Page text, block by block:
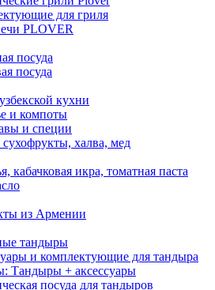
для гриля
PLOVER
посуда
посуда
кухни
и компоты
и специи
халва, мед
кабачковая икра, томатная паста
из Армении
тандыры
и комплектующие для тандыра
Тандыры + аксессуары
посуда для тандыров